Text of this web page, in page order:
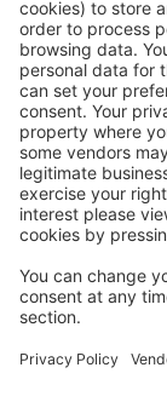
Prețuri
conectați.
Cazarea
Alege din
Cele mai